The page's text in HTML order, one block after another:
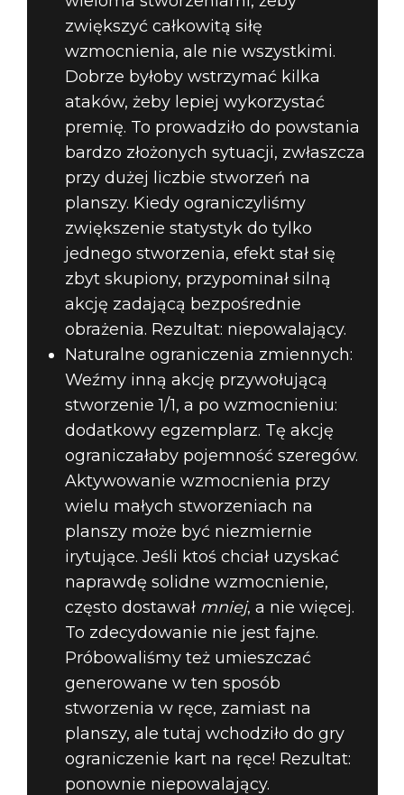
zwiększyć całkowitą siłę
wzmocnienia, ale nie wszystkimi.
Dobrze byłoby wstrzymać kilka
ataków, żeby lepiej wykorzystać
premię. To prowadziło do powstania
bardzo złożonych sytuacji, zwłaszcza
przy dużej liczbie stworzeń na
planszy. Kiedy ograniczyliśmy
zwiększenie statystyk do tylko
jednego stworzenia, efekt stał się
zbyt skupiony, przypominał silną
akcję zadającą bezpośrednie
obrażenia. Rezultat: niepowalający.
Naturalne ograniczenia zmiennych:
Weźmy inną akcję przywołującą
stworzenie 1/1, a po wzmocnieniu:
dodatkowy egzemplarz. Tę akcję
ograniczałaby pojemność szeregów.
Aktywowanie wzmocnienia przy
wielu małych stworzeniach na
planszy może być niezmiernie
irytujące. Jeśli ktoś chciał uzyskać
naprawdę solidne wzmocnienie,
często dostawał mniej, a nie więcej.
To zdecydowanie nie jest fajne.
Próbowaliśmy też umieszczać
generowane w ten sposób
stworzenia w ręce, zamiast na
planszy, ale tutaj wchodziło do gry
ograniczenie kart na ręce! Rezultat:
ponownie niepowalający.